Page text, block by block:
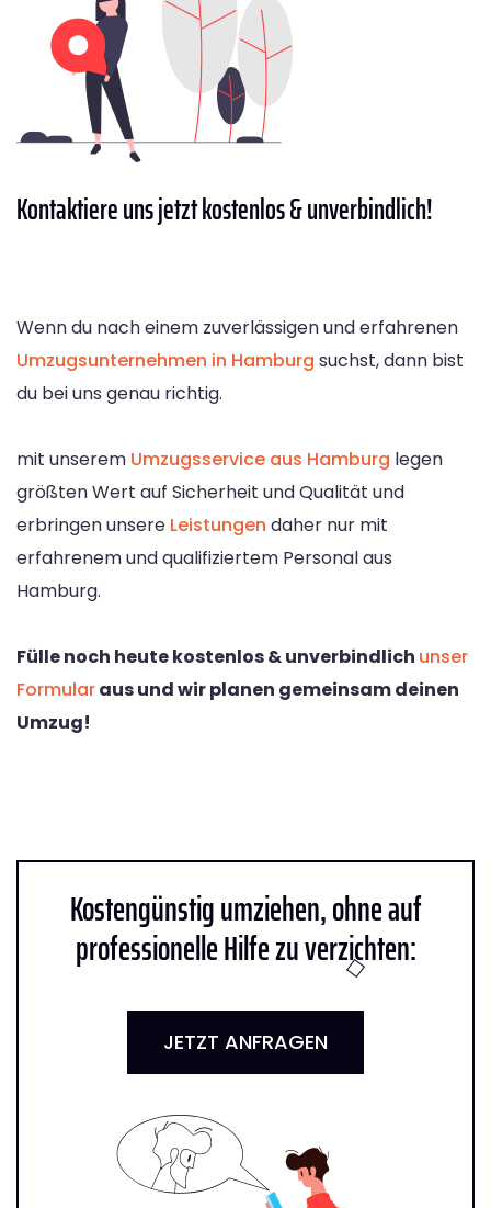
Kontaktiereuns jetzt kostenlos & unverbindlich!
Wenn du nach einem zuverlässigen und erfahrenen
Umzugsunternehmen in Hamburg suchst, dann bist
du bei uns genau richtig.
mit unserem Umzugsservice aus Hamburg legen
größten Wert auf Sicherheit und Qualität und
erbringen unsere Leistungen daher nur mit
erfahrenem und qualifiziertem Personal aus
Hamburg.
Fülle noch heute kostenlos & unverbindlich unser
Formularaus und wir planen gemeinsam deinen
Umzug!
Kostengünstig umziehen, ohne auf
professionelle Hilfe zu verzichten:
JETZT ANFRAGEN